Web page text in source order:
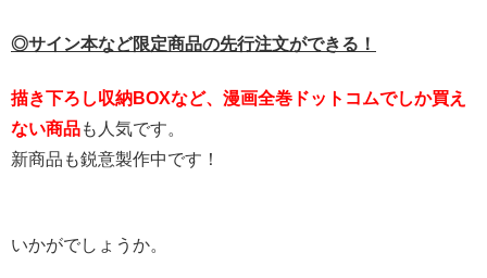
◎サイン本など限定商品の先行注文ができる！
描き下ろし収納BOXなど、漫画全巻ドットコムでしか買え
ない商品も人気です。
新商品も鋭意製作中です！
いかがでしょうか。